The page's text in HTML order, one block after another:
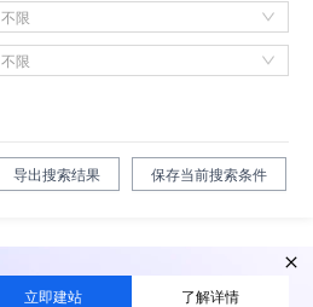
不限
不限
导出搜索结果 保存当前搜索条件
立即建站 了解详情